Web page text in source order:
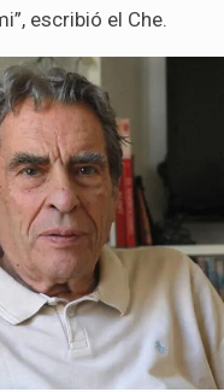
escribió el Che.